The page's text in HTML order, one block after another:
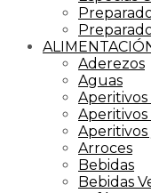
Aderezos
Aguas
Aperitivos
Aperitivos
Arroces
Bebidas
Bebidas